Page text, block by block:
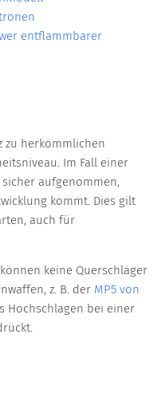
entflammbarer
zu herkömmlichen
Im Fall einer
aufgenommen,
kommt. Dies gilt
auch für
keine Querschläger
z. B. der MP5 von
Hochschlagen bei einer